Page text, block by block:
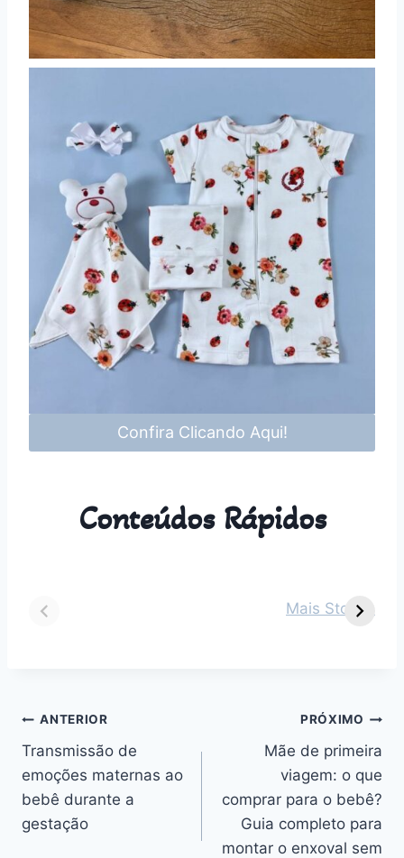
Confira Clicando Aqui!
Conteúdos Rápidos
Mais Stories
seu bebê de 2
sobre Parto
Navegação
de
Post
ANTERIOR
Transmissão de
emoções maternas ao
bebê durante a
gestação
PRÓXIMO
Mãe de primeira
viagem: o que
comprar para o bebê?
Guia completo para
montar o enxoval sem